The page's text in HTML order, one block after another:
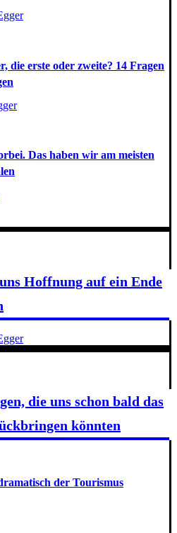
die erste oder zweite? 14 Fragen
Das haben wir am meisten
Hoffnung auf ein Ende
die uns schon bald das
könnten
der Tourismus